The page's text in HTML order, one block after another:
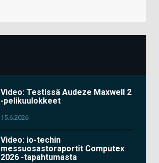
Video: Testissä Audeze Maxwell 2
-pelikuulokkeet
15.6.2026
Video: io-techin
messuosastoraportit Computex
2026 -tapahtumasta